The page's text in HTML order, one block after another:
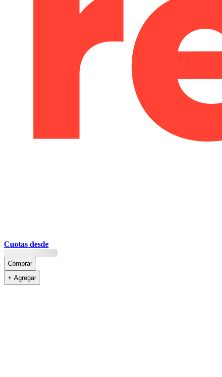
Cuotas desde
Comprar
+ Agregar